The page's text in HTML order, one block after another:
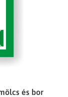
és bor